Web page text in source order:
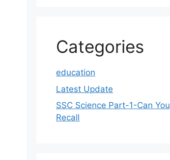
Categories
education
Latest Update
SSC Science Part-1-Can You
Recall